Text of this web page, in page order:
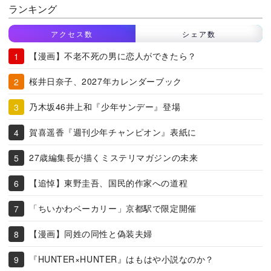
ランキング
アクセス数 シェア数
【漫画】不老不死の男に恋人ができたら？
桜井日奈子、2027年カレンダーブック
乃木坂46井上和『少年サンデー』登場
賀喜遥香『週刊少年チャンピオン』表紙に
27歳編集長が描くミステリマガジンの未来
【追悼】東野圭吾、国民的作家への道程
「ちいかわベーカリー」京都駅で限定開催
【漫画】同姓の同性と偽装夫婦
『HUNTER×HUNTER』はもはや小説なのか？